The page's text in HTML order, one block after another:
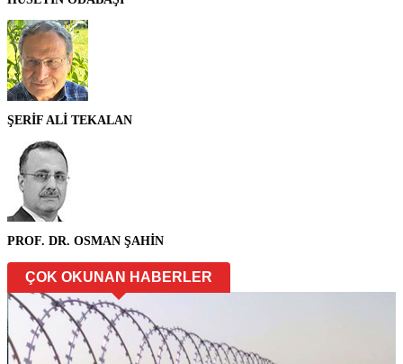
ŞERİF ALİ TEKALAN
PROF. DR. OSMAN ŞAHİN
ÇOK OKUNAN HABERLER